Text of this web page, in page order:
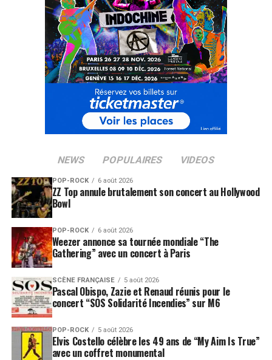
NEWS POPULAIRES VIDEOS
POP-ROCK 6 août 2026
ZZ Top annule brutalement son concert au Hollywood
Bowl
POP-ROCK 6 août 2026
Weezer annonce sa tournée mondiale “The
Gathering” avec un concert à Paris
SCÈNE FRANÇAISE 5 août 2026
Pascal Obispo, Zazie et Renaud réunis pour le
concert “SOS Solidarité Incendies” sur M6
POP-ROCK 5 août 2026
Elvis Costello célèbre les 49 ans de “My Aim Is True”
avec un coffret monumental